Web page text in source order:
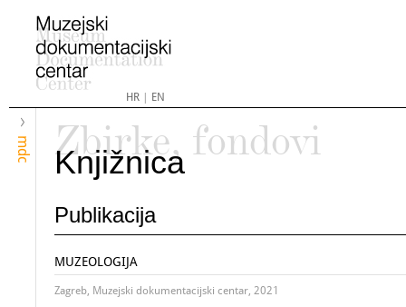
HR| EN
mdc
Zbirke, fondovi
Knjižnica
Publikacija
MUZEOLOGIJA
Zagreb, Muzejski dokumentacijski centar, 2021